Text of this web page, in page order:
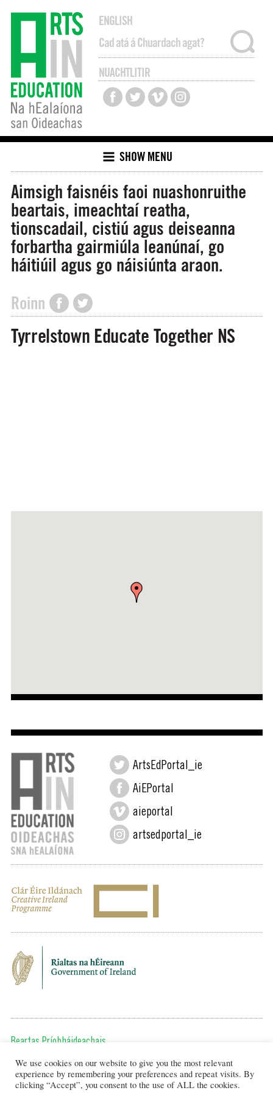
ENGLISH
NUACHTLITIR
SHOW MENU
Aimsigh faisnéis faoi nuashonruithe
beartais, imeachtaí reatha,
tionscadail, cistiú agus deiseanna
forbartha gairmiúla leanúnaí, go
háitiúil agus go náisiúnta araon.
Roinn
Tyrrelstown Educate Together NS
ArtsEdPortal_ie
AiEPortal
aieportal
artsedportal_ie
Beartas Príobháideachais
Chun teagmháil a dhéanamh, cuir ríomhphost chugainn ag:
editor@artsineducation.ie
We use cookies on our website to give you the most relevant
experience by remembering your preferences and repeat visits. By
clicking “Accept”, you consent to the use of ALL the cookies.